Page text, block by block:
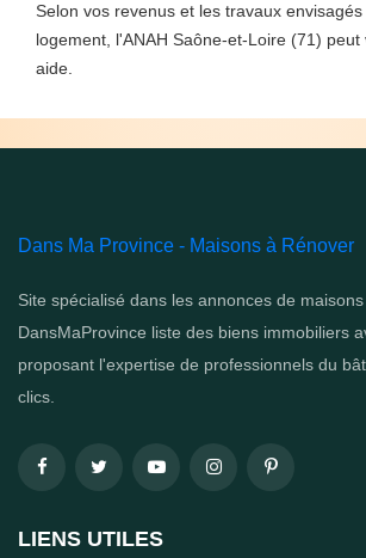
Selon vos revenus et les travaux
logement, l'ANAH Saône-et-Loire (71) peut
aide.
Dans Ma Province - Maisons à Rénover
Site spécialisé dans les annonces de maisons
DansMaProvince liste des biens immobiliers
proposant l'expertise de professionnels du
clics.
LIENS UTILES